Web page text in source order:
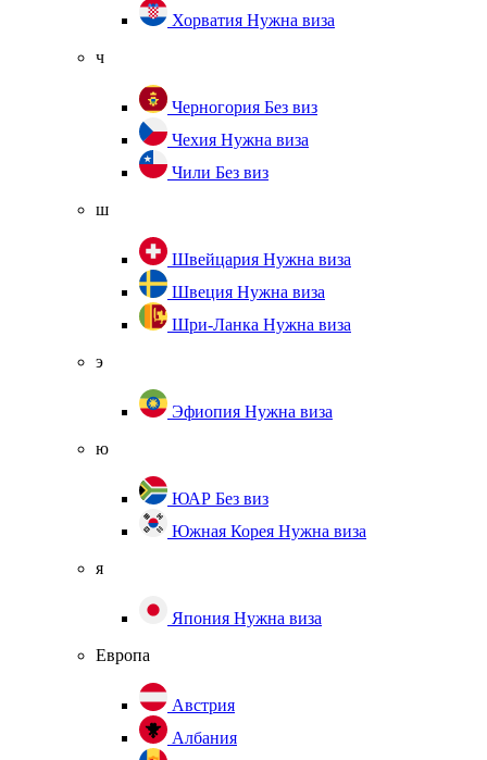
Хорватия Нужна виза
ч
Черногория Без виз
Чехия Нужна виза
Чили Без виз
ш
Швейцария Нужна виза
Швеция Нужна виза
Шри-Ланка Нужна виза
э
Эфиопия Нужна виза
ю
ЮАР Без виз
Южная Корея Нужна виза
я
Япония Нужна виза
Европа
Австрия
Албания